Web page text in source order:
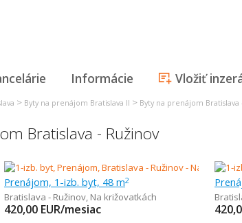
Informácie Vložiť
> Byty na prenájom Bratislava II > Byty na prenájom Bratislava
Bratislava - Ružinov
Prenájom, 1-izb. byt, 48 m2
Bratislava - Ružinov, Na križovatkách
420,00 EUR/mesiac